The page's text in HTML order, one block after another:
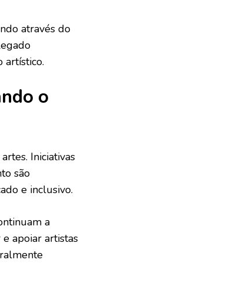
através do
artístico.
o
Iniciativas
são
e inclusivo.
a
apoiar artistas